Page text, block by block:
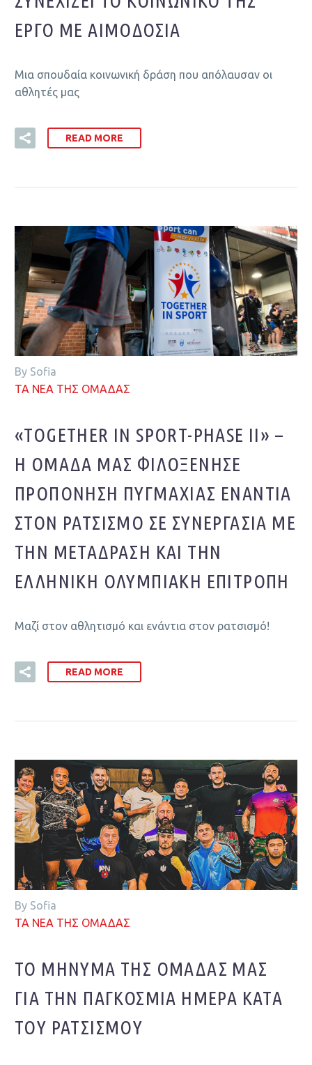
ΈΡΓΟ ΜΕ ΑΙΜΟΔΟΣΊΑ
Μια σπουδαία κοινωνική δράση που απόλαυσαν οι
αθλητές μας
READ MORE
By Sofia
ΤΑ ΝΕΑ ΤΗΣ ΟΜΑΔΑΣ
«TOGETHER IN SPORT-PHASE II» –
Η ΟΜΆΔΑ ΜΑΣ ΦΙΛΟΞΈΝΗΣΕ
ΠΡΟΠΌΝΗΣΗ ΠΥΓΜΑΧΊΑΣ ΕΝΆΝΤΙΑ
ΣΤΟΝ ΡΑΤΣΙΣΜΌ ΣΕ ΣΥΝΕΡΓΑΣΊΑ ΜΕ
ΤΗΝ ΜΕΤΑΔΡΑΣΗ ΚΑΙ ΤΗΝ
ΕΛΛΗΝΙΚΉ ΟΛΥΜΠΙΑΚΉ ΕΠΙΤΡΟΠΉ
Μαζί στον αθλητισμό και ενάντια στον ρατσισμό!
READ MORE
By Sofia
ΤΑ ΝΕΑ ΤΗΣ ΟΜΑΔΑΣ
ΤΟ ΜΉΝΥΜΑ ΤΗΣ ΟΜΆΔΑΣ ΜΑΣ
ΓΙΑ ΤΗΝ ΠΑΓΚΌΣΜΙΑ ΗΜΈΡΑ ΚΑΤΆ
ΤΟΥ ΡΑΤΣΙΣΜΟΥ